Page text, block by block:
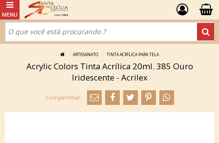
ARTESANATO TINTA ACRÍLICA PARA TELA
Acrylic Colors Tinta Acrílica 20ml. 385 Ouro
Iridescente - Acrilex